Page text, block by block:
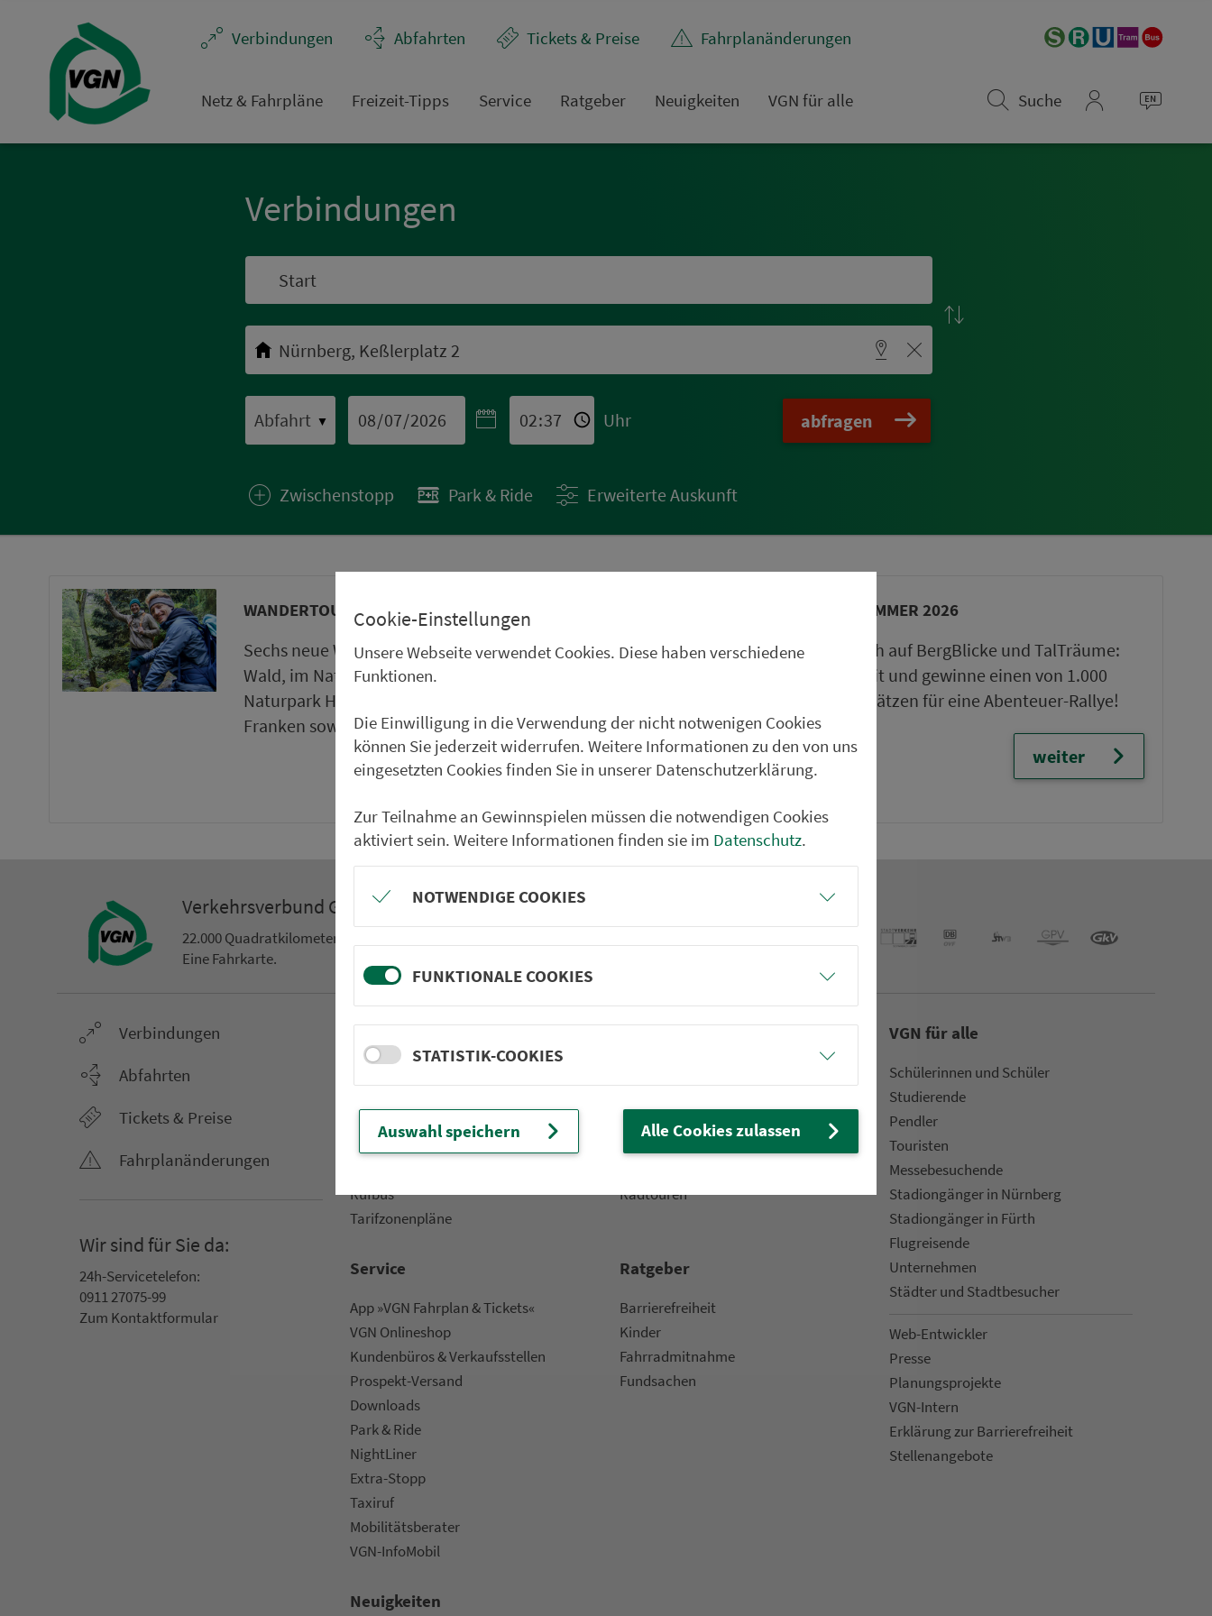
Ver­bin­dungen
Abfahrten Tickets & Preise Fahr­plan­ände­rungen
Netz & Fahrpläne Frei­zeit-Tipps Service Rat­ge­ber Neuigkeiten VGN für alle
Suche
Ver­bin­dungen
▼ Uhr abfragen
Zwischenstopp Park & Ride Erweiterte Auskunft
WANDERTOUREN UND STÄDTETIPPS
Sechs neue Wandertouren im Oberpfälzer
Wald, im Naturpark Frankenwald, im
Naturpark Haßberge und im Weinparadies
Franken sowie ein neuer Städtetipp in Roth.
weiter
VGN-SOMMER 2026
Freu dich auf BergBlicke und TalTräume:
Mach mit und gewinne einen von 1.000
Team-Plätzen für eine Abenteuer-Rallye!
weiter
Ver­kehrs­ver­bund Groß­raum Nürn­berg
22.000 Qua­drat­ki­lo­me­ter. 130 Ver­kehrs­un­ter­neh­men. 1.100 Linien.
Eine Fahr­kar­te.
Ver­bin­dungen
Abfahrten
Tickets & Preise
Fahr­plan­ände­rungen
Wir sind für Sie da:
24h-Ser­vice­te­le­fon:
0911 27075-99
Zum Kon­taktformular
Netz & Fahrpläne
AST-Aus­hang­fahr­plä­ne
Rufbus
Ta­rif­zo­nen­plä­ne
Frei­zeit-Tipps
Wandern
Radtouren
Service
App »VGN Fahrplan & Tickets«
VGN On­line­shop
Kun­den­bü­ros & Ver­kaufs­stel­len
Prospekt-Versand
Downloads
Park & Ride
NightLiner
Extra-Stopp
Taxiruf
Mo­bi­li­täts­be­ra­ter
VGN-InfoMobil
Rat­ge­ber
Bar­ri­e­re­frei­heit
Kinder
Fahr­rad­mit­nah­me
Fund­sachen
Neuigkeiten
VGN für alle
Schülerinnen und Schüler
Stu­die­rende
Pendler
Touristen
Mes­se­be­suchende
Sta­di­on­gän­ger in Nürn­berg
Sta­di­on­gän­ger in Fürth
Flug­rei­sen­de
Un­ter­neh­men
Städter und Stadt­be­su­cher
Web-Entwickler
Presse
Pla­nungs­pro­jekte
VGN-Intern
Erklärung zur Bar­ri­e­re­frei­heit
Stellenan­ge­bote
Cookie-Einstellungen
Unsere Webseite verwendet Cookies. Diese haben verschiedene
Funktionen.
Die Einwilligung in die Verwendung der nicht notwenigen Cookies
können Sie jederzeit widerrufen. Weitere Informationen zu den von uns
eingesetzten Cookies finden Sie in unserer Datenschutzerklärung.
Zur Teilnahme an Gewinnspielen müssen die notwendigen Cookies
aktiviert sein. Weitere Informationen finden sie im Datenschutz.
NOTWENDIGE COOKIES
FUNKTIONALE COOKIES
STATISTIK-COOKIES
Auswahl speichern Alle Cookies zulassen